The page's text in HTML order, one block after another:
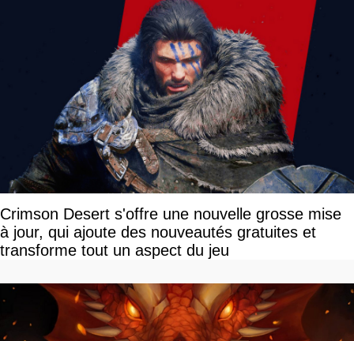
Crimson Desert s'offre une nouvelle grosse mise
à jour, qui ajoute des nouveautés gratuites et
transforme tout un aspect du jeu